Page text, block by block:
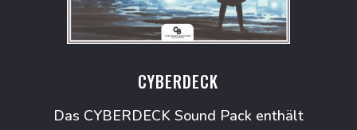
CYBERDECK
Das CYBERDECK Sound Pack enthält